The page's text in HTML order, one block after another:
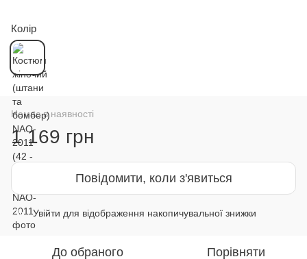
Колір
Немає в наявності
1 169 грн
Повідомити, коли з'явиться
% Увійти для відображення накопичувальної знижки
До обраного Порівняти